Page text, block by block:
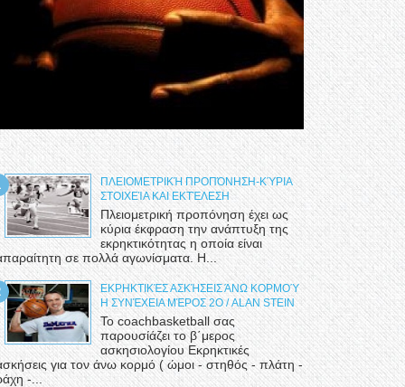
ΠΛΕΙΟΜΕΤΡΙΚΉ ΠΡΟΠΌΝΗΣΗ-ΚΎΡΙΑ
ΣΤΟΙΧΕΊΑ ΚΑΙ ΕΚΤΈΛΕΣΗ
Πλειομετρική προπόνηση έχει ως
κύρια έκφραση την ανάπτυξη της
εκρηκτικότητας η οποία είναι
σε πολλά αγωνίσματα. Η...
ΕΚΡΗΚΤΙΚΈΣ ΑΣΚΉΣΕΙΣ ΆΝΩ ΚΟΡΜΟΎ
Η ΣΥΝΈΧΕΙΑ ΜΈΡΟΣ 2Ο / ALAN STEIN
Το coachbasketball σας
παρουσίάζει το β΄μερος
ασκησιολογίου Εκρηκτικές
για τον άνω κορμό ( ώμοι - στηθός - πλάτη -
-...